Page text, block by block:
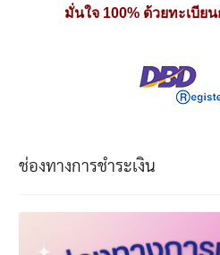
มั่นใจ 100% ด้วยทะเบีย
ช่องทางการชำระเงิน